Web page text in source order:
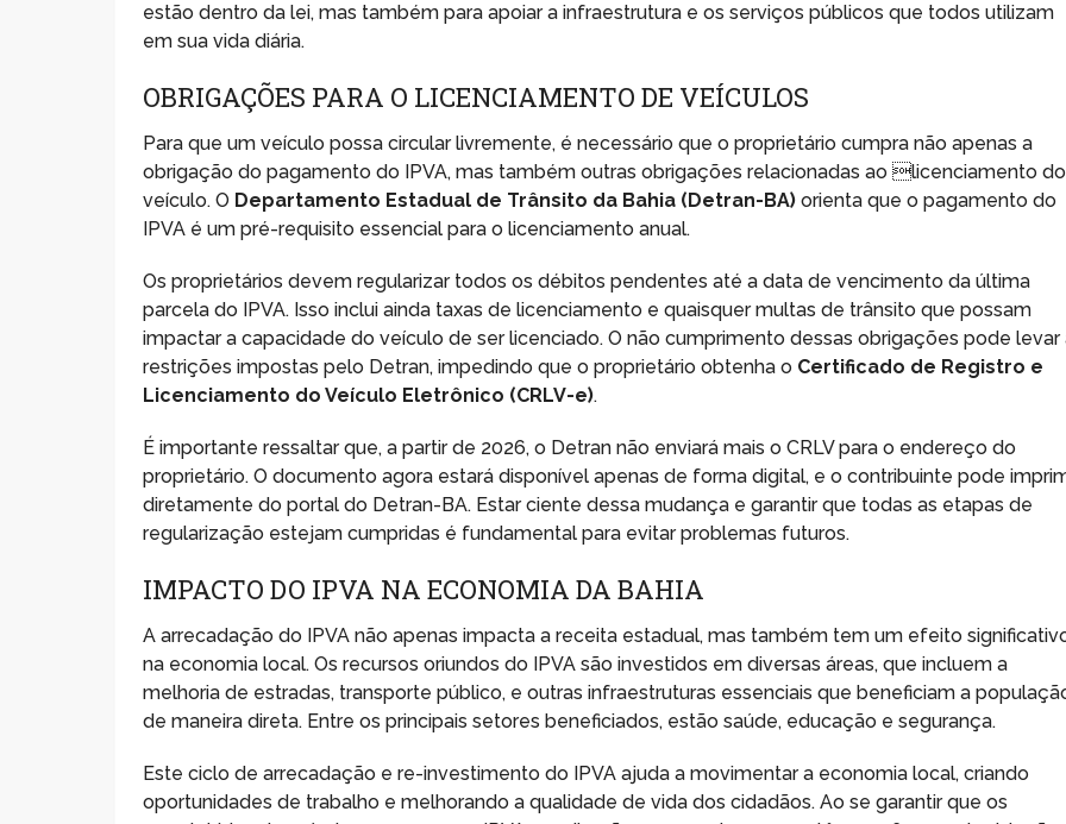
estão dentro da lei, mas também para apoiar a infraestrutura e os serviços públicos que todos utilizam
em sua vida diária.
OBRIGAÇÕES PARA O LICENCIAMENTO DE VEÍCULOS
Para que um veículo possa circular livremente, é necessário que o proprietário cumpra não apenas a
obrigação do pagamento do IPVA, mas também outras obrigações relacionadas ao licenciamento do
veículo. O Departamento Estadual de Trânsito da Bahia (Detran-BA) orienta que o pagamento do
IPVA é um pré-requisito essencial para o licenciamento anual.
Os proprietários devem regularizar todos os débitos pendentes até a data de vencimento da última
parcela do IPVA. Isso inclui ainda taxas de licenciamento e quaisquer multas de trânsito que possam
impactar a capacidade do veículo de ser licenciado. O não cumprimento dessas obrigações pode levar
restrições impostas pelo Detran, impedindo que o proprietário obtenha o Certificado de Registro e
Licenciamento do Veículo Eletrônico (CRLV-e).
É importante ressaltar que, a partir de 2026, o Detran não enviará mais o CRLV para o endereço do
proprietário. O documento agora estará disponível apenas de forma digital, e o contribuinte pode
diretamente do portal do Detran-BA. Estar ciente dessa mudança e garantir que todas as etapas de
regularização estejam cumpridas é fundamental para evitar problemas futuros.
IMPACTO DO IPVA NA ECONOMIA DA BAHIA
A arrecadação do IPVA não apenas impacta a receita estadual, mas também tem um efeito
na economia local. Os recursos oriundos do IPVA são investidos em diversas áreas, que incluem a
melhoria de estradas, transporte público, e outras infraestruturas essenciais que beneficiam a
de maneira direta. Entre os principais setores beneficiados, estão saúde, educação e segurança.
Este ciclo de arrecadação e re-investimento do IPVA ajuda a movimentar a economia local, criando
oportunidades de trabalho e melhorando a qualidade de vida dos cidadãos. Ao se garantir que os